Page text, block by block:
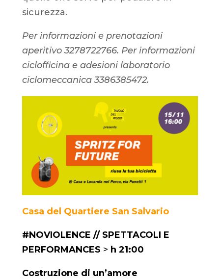
sicurezza.
Per informazioni e prenotazioni
aperitivo 3278722766. Per informazioni
ciclofficina e adesioni laboratorio
ciclomeccanica 3386385472.
Casa del Quartiere San Salvario
#NOVIOLENCE // SPETTACOLI E
PERFORMANCES > h 21:00
Costruzione di un’amore